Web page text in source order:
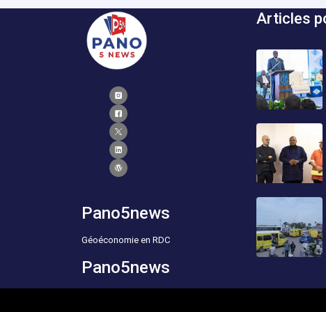
Pano5news
Géoéconomie en RDC
Pano5news
Articles